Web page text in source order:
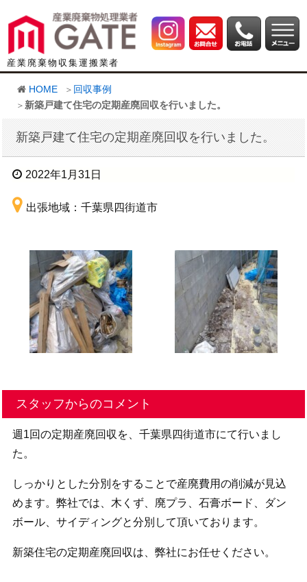
産業廃棄物収集運搬業者
HOME
回収事例
新築戸建て住宅の定期産廃回収を行いました。
新築戸建て住宅の定期産廃回収を行いました。
2022年1月31日
出張地域：千葉県四街道市
スタッフからのコメント
週1回の定期産廃回収を、千葉県四街道市にて行いまし
た。
しっかりとした分別をすることで産廃費用の削減が見込
めます。弊社では、木くず、廃プラ、石膏ボード、ダン
ボール、サイディングと分別して頂いております。
新築住宅の定期産廃回収は、弊社にお任せください。